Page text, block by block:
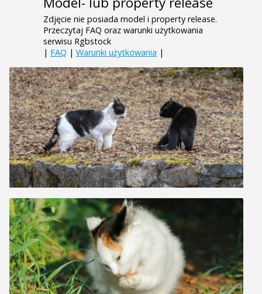
Zdjęcie nie posiada model i property release.
Przeczytaj FAQ oraz warunki użytkowania
serwisu Rgbstock
| FAQ | Warunki użytkowania |